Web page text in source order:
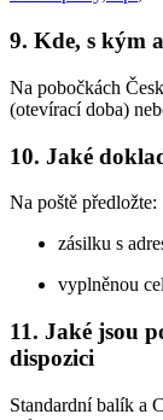
9. Kde, s kým
Na pobočkách
(otevírací doba)
10. Jaké
Na poště předložte:
zásilku s
vyplněnou
11. Jaké jsou
dispozici
Standardní balík a